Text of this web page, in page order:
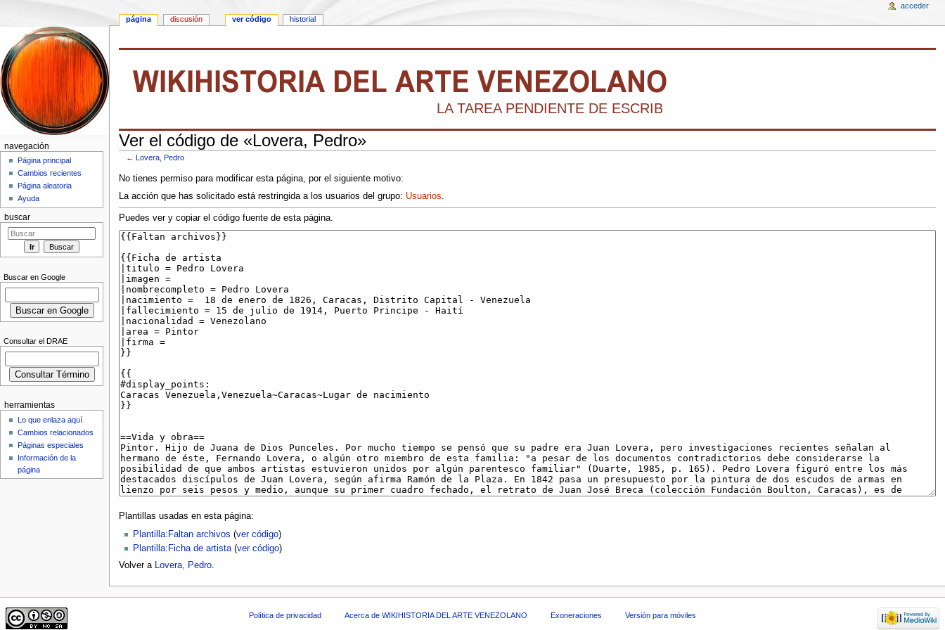
LA TAREA PENDIENTE DE ESCRIBIR LA HISTORIA DEL ARTE VENEZOLANO
Ver el código de «Lovera, Pedro»
←Lovera, Pedro
No tienes permiso para modificar esta página, por el siguiente motivo:
La acción que has solicitado está restringida a los usuarios del grupo: Usuarios.
Puedes ver y copiar el código fuente de esta página.
Plantillas usadas en esta página:
Plantilla:Faltan archivos (ver código)
Plantilla:Ficha de artista(ver código)
Volver a Lovera, Pedro.
página discusión ver código historial
acceder
navegación
Página principal
Cambios recientes
Página aleatoria
Ayuda
buscar
Buscar en Google
Consultar el DRAE
herramientas
Lo que enlaza aquí
Cambios relacionados
Páginas especiales
Información de la
página
Política de privacidad Acerca de WIKIHISTORIA DEL ARTE VENEZOLANO Exoneraciones Versión para móviles